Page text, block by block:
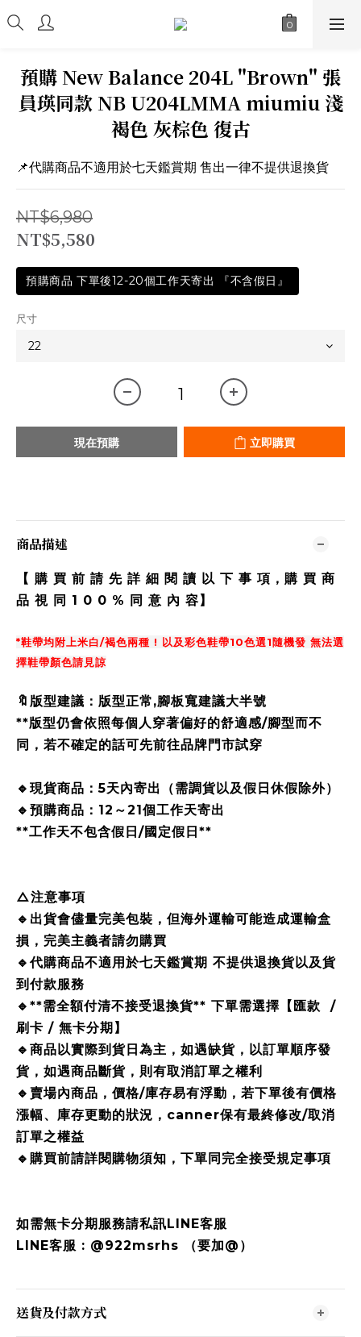
預購 New Balance 204L "Brown" 張
員瑛同款 NB U204LMMA miumiu 淺
褐色 灰棕色 復古
📌代購商品不適用於七天鑑賞期 售出一律不提供退換貨
NT$6,980
NT$5,580
預購商品 下單後12-20個工作天寄出 『不含假日』
尺寸
現在預購 立即購買
商品描述
【 購 買 前 請 先 詳 細 閱 讀 以 下 事 項，購 買 商
品 視 同 1 0 0 % 同 意 內 容】
*鞋帶均附上米白/褐色兩種 ! 以及彩色鞋帶10色選1隨機發 無法選
擇鞋帶顏色請見諒
🔖版型建議：版型正常,腳板寬建議大半號
**版型仍會依照每個人穿著偏好的舒適感/腳型而不
同，若不確定的話可先前往品牌門市試穿
🔹現貨商品：5天內寄出（需調貨以及假日休假除外）
🔹預購商品：12～21個工作天寄出
**工作天不包含假日/國定假日**
△注意事項
🔹出貨會儘量完美包裝，但海外運輸可能造成運輸盒
損，完美主義者請勿購買
🔹代購商品不適用於七天鑑賞期 不提供退換貨以及貨
到付款服務
🔹**需全額付清不接受退換貨** 下單需選擇【匯款 /
刷卡 / 無卡分期】
🔹商品以實際到貨日為主，如遇缺貨，以訂單順序發
貨，如遇商品斷貨，則有取消訂單之權利
🔹賣場內商品，價格/庫存易有浮動，若下單後有價格
漲幅、庫存更動的狀況，canner保有最終修改/取消
訂單之權益
🔹購買前請詳閱購物須知，下單同完全接受規定事項
如需無卡分期服務請私訊LINE客服
LINE客服 : @922msrhs （要加@）
送貨及付款方式